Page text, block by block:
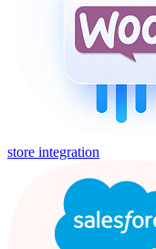
store integration